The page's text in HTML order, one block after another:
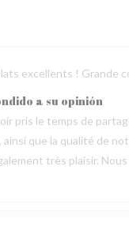
excellents ! Grande
a su opinión
pris le temps de
ainsi que la qualité de
très plaisir.